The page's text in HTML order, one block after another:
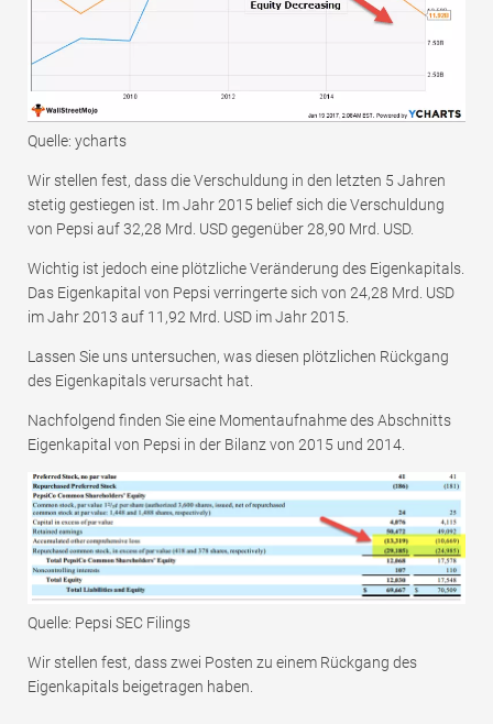
Quelle: ycharts
Wir stellen fest, dass die Verschuldung in den letzten 5 Jahren
stetig gestiegen ist. Im Jahr 2015 belief sich die Verschuldung
von Pepsi auf 32,28 Mrd. USD gegenüber 28,90 Mrd. USD.
Wichtig ist jedoch eine plötzliche Veränderung des Eigenkapitals.
Das Eigenkapital von Pepsi verringerte sich von 24,28 Mrd. USD
im Jahr 2013 auf 11,92 Mrd. USD im Jahr 2015.
Lassen Sie uns untersuchen, was diesen plötzlichen Rückgang
des Eigenkapitals verursacht hat.
Nachfolgend finden Sie eine Momentaufnahme des Abschnitts
Eigenkapital von Pepsi in der Bilanz von 2015 und 2014.
Quelle: Pepsi SEC Filings
Wir stellen fest, dass zwei Posten zu einem Rückgang des
Eigenkapitals beigetragen haben.